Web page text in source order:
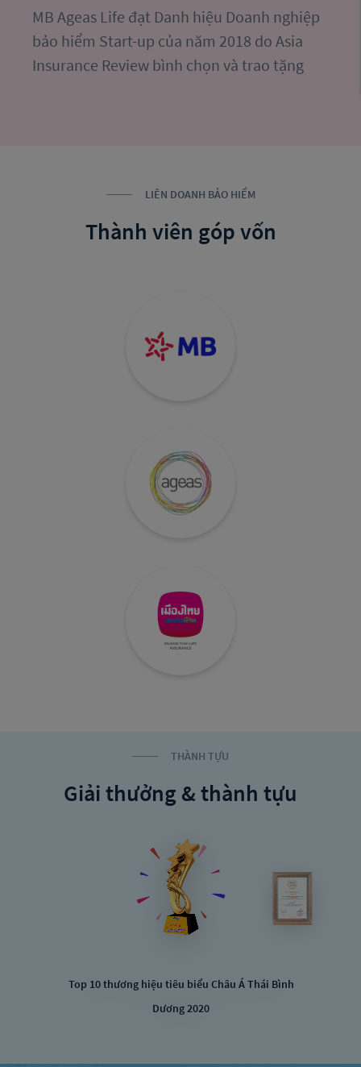
MB Ageas Life đạt Danh hiệu Doanh nghiệp
bảo hiểm Start-up của năm 2018 do Asia
Insurance Review bình chọn và trao tặng
LIÊN DOANH BẢO HIỂM
Thành viên góp vốn
THÀNH TỰU
Giải thưởng & thành tựu
Top 10 thương hiệu tiêu biểu Châu Á Thái Bình
Dương 2020